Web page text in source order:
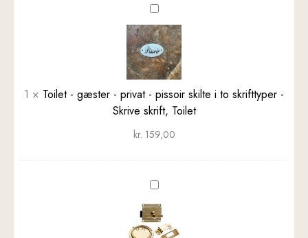
-
Normal
skrift,
Pissoir
Toilet
-
gæster
-
privat
-
pissoir
i
to
-
Skrive
skrift,
1 × Toilet - gæster - privat - pissoir skilte i to skrifttyper -
Skrive skrift, Toilet
kr. 159,00
Toiletlås
model
1910
-